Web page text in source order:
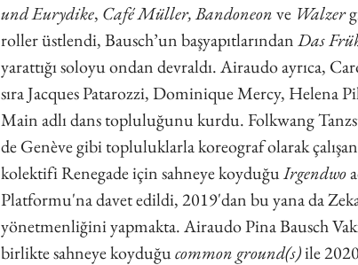
und Eurydike, Café Müller, Bandoneon ve Walzer
roller üstlendi, Bausch’un başyapıtlarından Das
yarattığı soloyu ondan devraldı. Airaudo ayrıca,
sıra Jacques Patarozzi, Dominique Mercy, Helena
Main adlı dans topluluğunu kurdu. Folkwang
de Genève gibi topluluklarla koreograf olarak
kolektifi Renegade için sahneye koyduğu Irgendwo
Platformu'na davet edildi, 2019'dan bu yana da
yönetmenliğini yapmakta. Airaudo Pina Bausch
birlikte sahneye koyduğu common ground(s) ile